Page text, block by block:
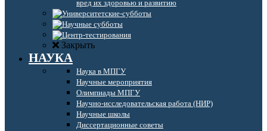
вред их здоровью и развитию
Закрыть
НАУКА
Наука в МПГУ
Научные мероприятия
Олимпиады МПГУ
Научно-исследовательская работа (НИР)
Научные школы
Диссертационные советы